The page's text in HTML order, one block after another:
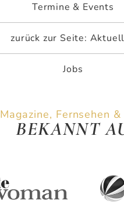
Termine & Events
zurück zur Seite:
Jobs
Magazine, Fernsehen
BEKANNT